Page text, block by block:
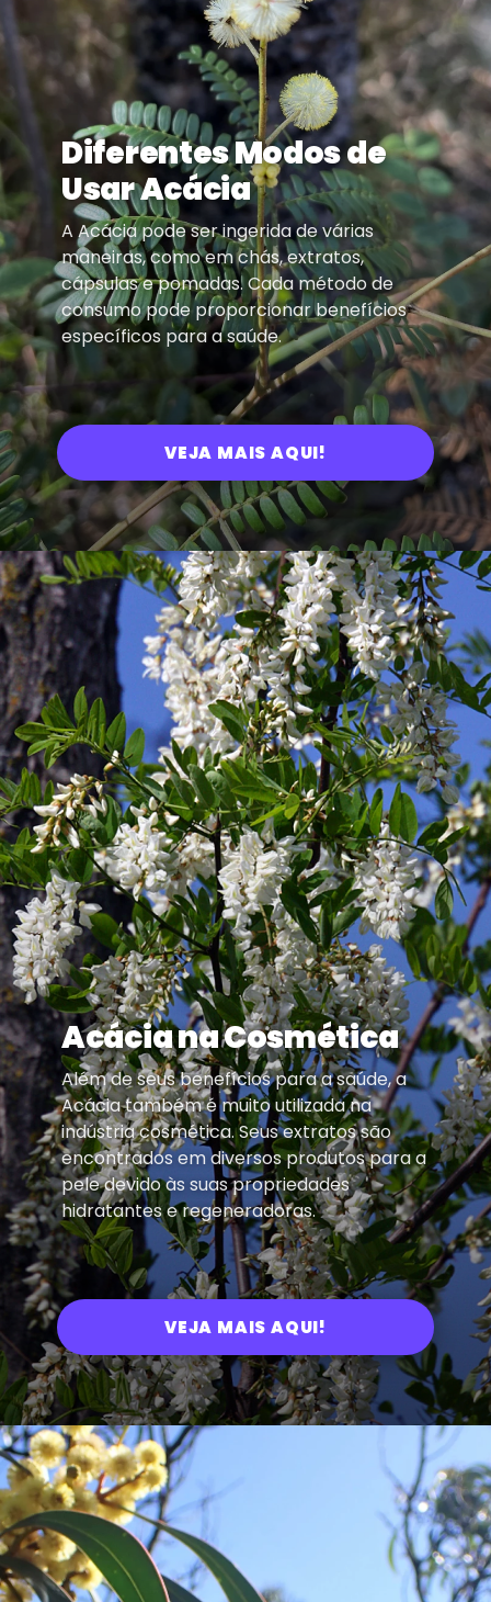
Diferentes Modos de
Usar Acácia
A Acácia pode ser ingerida de várias
maneiras, como em chás, extratos,
cápsulas e pomadas. Cada método de
consumo pode proporcionar benefícios
específicos para a saúde.
VEJA MAIS AQUI!
Acácia na Cosmética
Além de seus benefícios para a saúde, a
Acácia também é muito utilizada na
indústria cosmética. Seus extratos são
encontrados em diversos produtos para a
pele devido às suas propriedades
hidratantes e regeneradoras.
VEJA MAIS AQUI!